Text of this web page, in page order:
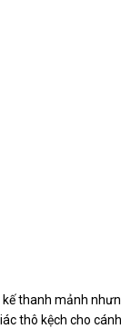
thanh mảnh
thô kệch cho